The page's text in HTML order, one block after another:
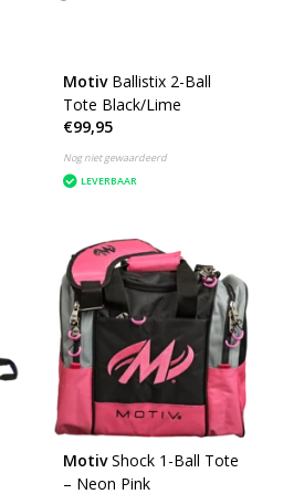
Motiv Ballistix 2-Ball
Tote Black/Lime
€99,95
Nog niet gewaardeerd
LEVERBAAR
Motiv Shock 1-Ball Tote
– Neon Pink